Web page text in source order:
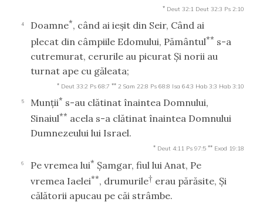
* Deut 32:1 Deut 32:3 Ps 2:10
4 Doamne*, când ai ieşit din Seir, Când ai
plecat din câmpiile Edomului, Pământul** s-a
cutremurat, cerurile au picurat Şi norii au
turnat ape cu găleata;
* Deut 33:2 Ps 68:7 ** 2 Sam 22:8 Ps 68:8 Isa 64:3 Hab 3:3 Hab 3:10
5 Munţii* s-au clătinat înaintea Domnului,
Sinaiul** acela s-a clătinat înaintea Domnului
Dumnezeului lui Israel.
* Deut 4:11 Ps 97:5 ** Exod 19:18
6 Pe vremea lui* Şamgar, fiul lui Anat, Pe
vremea Iaelei**, drumurile† erau părăsite, Şi
călătorii apucau pe căi strâmbe.